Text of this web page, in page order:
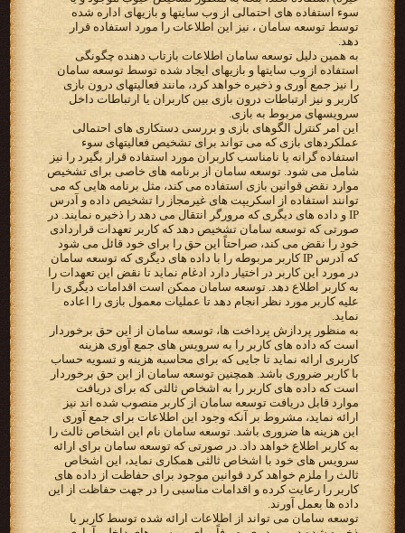
سوء استفاده های احتمالی از وب سایتها و بازیهای اداره شده
توسط توسعه سامان ، نیز این اطلاعات را مورد استفاده قرار
دهد.
به همین دلیل توسعه سامان اطلاعات بازتاب دهنده چگونگی
استفاده از وب سایتها و بازیهای ایجاد شده توسط توسعه سامان
را نیز جمع آوری و ذخیره خواهد کرد، مانند فعالیتهای درون بازی
کاربر و نیز ارتباطات درون بازی بین کاربران یا ارتباطات داخل
سرویسهای مربوط به بازی.
این امر کنترل الگوهای بازی و بررسی دستکاری های احتمالی
عملکردهای بازی که می تواند برای تشخیص فعالیتهای سوء
استفاده گرانه یا نامناسب کاربران مورد استفاده قرار بگیرد را نیز
شامل می شود. توسعه سامان از برنامه های خاصی برای تشخیص
موارد نقض قوانین بازی استفاده می کند، مثل برنامه هایی که می
توانند استفاده از اسکریپت های غیرمجاز را تشخیص داده و آدرس
IP و داده های دیگری که مرورگر انتقال می دهد را ذخیره نمایند. در
صورتی که توسعه سامان تشخیص دهد که کاربر تعهدات قراردادی
خود را نقض می کند، صراحتاً این حق را برای خود قائل می شود
که آدرس IP کاربر مربوطه را با داده های دیگری که توسعه سامان
در مورد این کاربر در اختیار دارد ادغام نماید تا نقض این تعهدات را
به کاربر اطلاع دهد. توسعه سامان ممکن است اقدامات دیگری را
علیه کاربر مورد نظر انجام دهد تا عملیات معمول بازی را اعاده
نماید.
به منظور پردازش پرداخت ها، توسعه سامان از این حق برخوردار
است که داده های کاربر را به سرویس های جمع آوری هزینه
کاربری ارائه نماید تا جایی که برای محاسبه هزینه و تسویه حساب
با کاربر ضروری باشد. همچنین توسعه سامان از این حق برخوردار
است که داده های کاربر را به اشخاص ثالثی که برای دریافت
موارد قابل دریافت توسعه سامان از کاربر منصوب شده اند نیز
ارائه نماید، مشروط بر آنکه وجود این اطلاعات برای جمع آوری
این هزینه ها ضروری باشد. توسعه سامان نام این اشخاص ثالث را
به کاربر اطلاع خواهد داد. در صورتی که توسعه سامان برای ارائه
سرویس های خود با اشخاص ثالثی همکاری نماید، این اشخاص
ثالث را ملزم خواهد کرد قوانین موجود برای حفاظت از داده های
کاربر را رعایت کرده و اقدامات مناسبی را در جهت حفاظت از این
داده ها بعمل آورند.
توسعه سامان می تواند از اطلاعات ارائه شده توسط کاربر یا